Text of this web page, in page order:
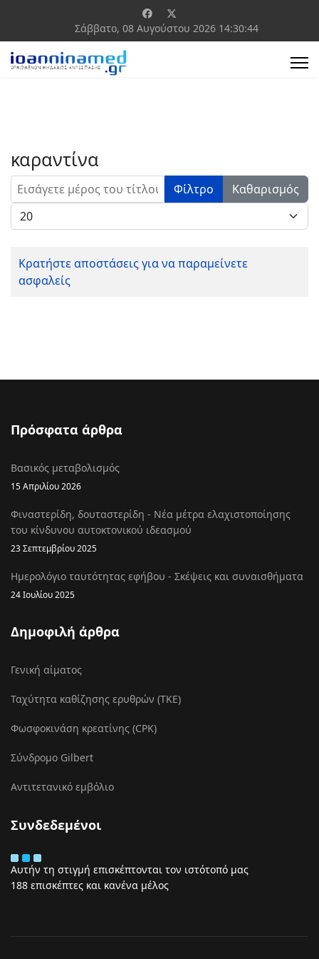
Σάββατο, 08 Αυγούστου 2026 14:30:44
καραντίνα
Εισάγετε μέρος του τίτλου. Φίλτρο
Καθαρισμός
Εμφάνιση #
Κρατήστε αποστάσεις για να παραμείνετε
ασφαλείς
Πρόσφατα άρθρα
Βασικός μεταβολισμός
15 Απριλίου 2026
Φιναστερίδη, δουταστερίδη - Νέα μέτρα ελαχιστοποίησης
του κίνδυνου αυτοκτονικού ιδεασμού
23 Σεπτεμβρίου 2025
Ημερολόγιο ταυτότητας εφήβου - Σκέψεις και συναισθήματα
24 Ιουλίου 2025
Δημοφιλή άρθρα
Γενική αίματος
Ταχύτητα καθίζησης ερυθρών (ΤΚΕ)
Φωσφοκινάση κρεατίνης (CPK)
Σύνδρομο Gilbert
Αντιτετανικό εμβόλιο
Συνδεδεμένοι
Αυτήν τη στιγμή επισκέπτονται τον ιστότοπό μας
188 επισκέπτες και κανένα μέλος